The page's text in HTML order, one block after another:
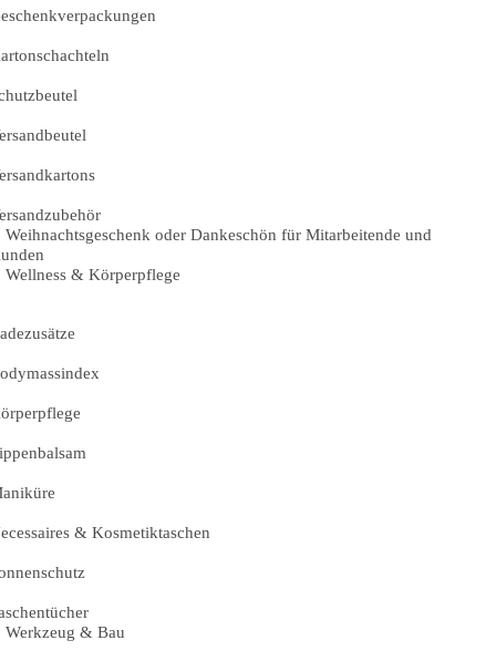
Weihnachtsgeschenk oder Dankeschön für Mitarbeitende und
Wellness & Körperpflege
& Kosmetiktaschen
Werkzeug & Bau